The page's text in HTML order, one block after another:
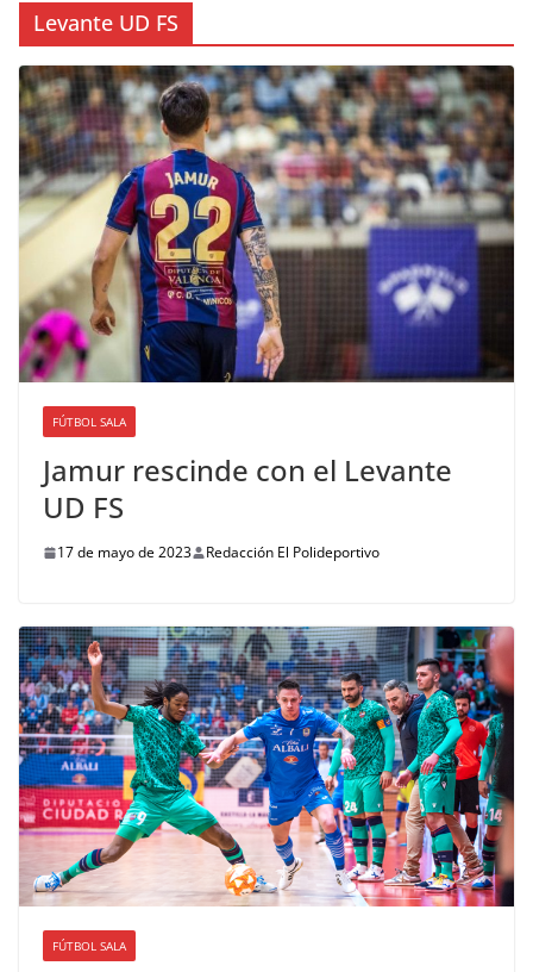
Levante UD FS
FÚTBOL SALA
Jamur rescinde con el Levante
UD FS
17 de mayo de 2023 Redacción El Polideportivo
FÚTBOL SALA